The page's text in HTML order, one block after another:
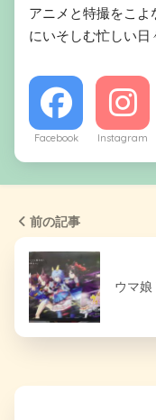
アニメと特撮をこ
にいそしむ忙しい日
Facebook Instagram
前の記事
ウマ娘